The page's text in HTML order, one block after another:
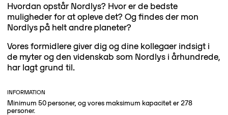
Hvordan opstår Nordlys? Hvor er de bedste
muligheder for at opleve det? Og findes der mon
Nordlys på helt andre planeter?
Vores formidlere giver dig og dine kollegaer indsigt i
de myter og den videnskab som Nordlys i århundrede,
har lagt grund til.
INFORMATION
Minimum 50 personer, og vores maksimum kapacitet er 278
personer.